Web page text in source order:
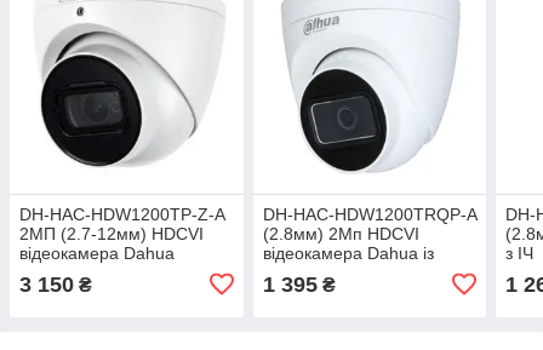
DH-HAC-HDW1200TP-Z-A
2МП (2.7-12мм) HDCVI
відеокамера Dahua
3 150 ₴
DH-HAC-HDW1200TRQP-A
(2.8мм) 2Mп HDCVI
відеокамера Dahua із
вбудованим мікрофоном
1 395₴
DH-
з ІЧ
1